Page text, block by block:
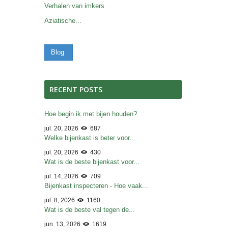
Verhalen van imkers
Aziatische...
Blog
RECENT POSTS
Hoe begin ik met bijen houden?
jul. 20, 2026 687
Welke bijenkast is beter voor...
jul. 20, 2026 430
Wat is de beste bijenkast voor...
jul. 14, 2026 709
Bijenkast inspecteren - Hoe vaak...
jul. 8, 2026 1160
Wat is de beste val tegen de...
jun. 13, 2026 1619